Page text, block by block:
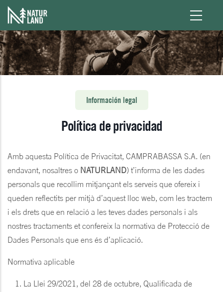
Pasar al contenido principal
Información legal
Política de privacidad
Amb aquesta Política de Privacitat, CAMPRABASSA S.A. (en
endavant, nosaltres o NATURLAND) t’informa de les dades
personals que recollim mitjançant els serveis que ofereix i
queden reflectits per mitjà d’aquest lloc web, com les tractem
i els drets que en relació a les teves dades personals i als
nostres tractaments et confereix la normativa de Protecció de
Dades Personals que ens és d’aplicació.
Normativa aplicable
La Llei 29/2021, del 28 de octubre, Qualificada de